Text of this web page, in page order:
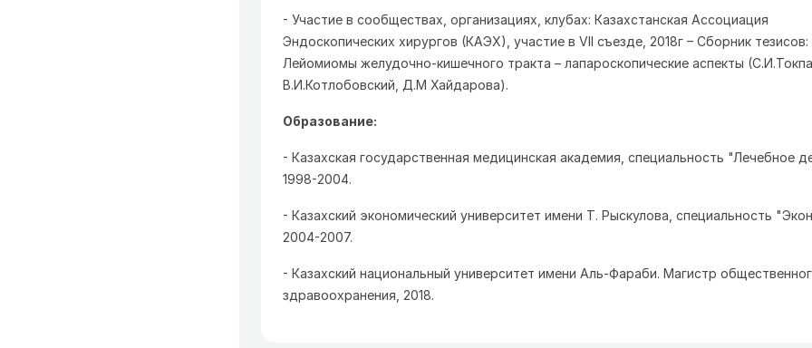
- Участие в сообществах, организациях, клубах: Казахстанская Ассоциация
Эндоскопических хирургов (КАЭХ), участие в VII съезде, 2018г – Сборник тезисов:
Лейомиомы желудочно-кишечного тракта – лапароскопические аспекты
В.И.Котлобовский, Д.М Хайдарова).
Образование:
- Казахская государственная медицинская академия, специальность "Лечебное
1998-2004.
- Казахский экономический университет имени Т. Рыскулова, специальность
2004-2007.
- Казахский национальный университет имени Аль-Фараби. Магистр
здравоохранения, 2018.